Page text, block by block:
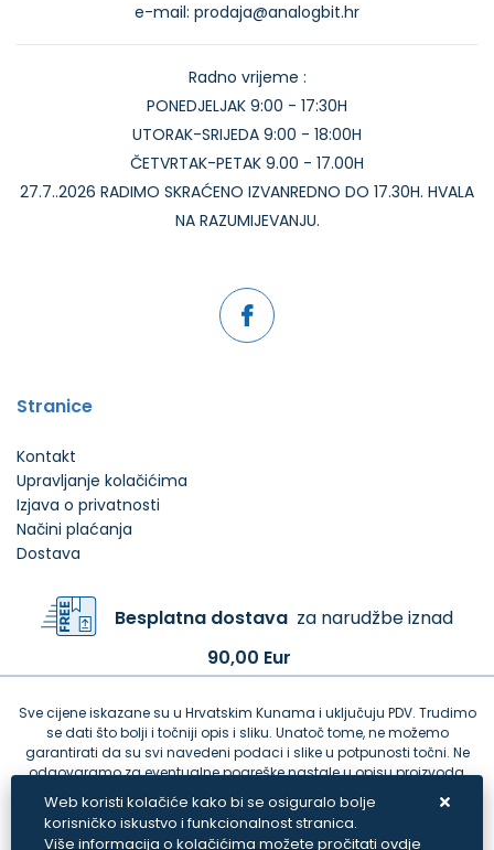
e-mail: prodaja@analogbit.hr
Radno vrijeme :
PONEDJELJAK 9:00 - 17:30H
UTORAK-SRIJEDA 9:00 - 18:00H
ČETVRTAK-PETAK 9.00 - 17.00H
27.7..2026 RADIMO SKRAĆENO IZVANREDNO DO 17.30H. HVALA
NA RAZUMIJEVANJU.
Stranice
Kontakt
Upravljanje kolačićima
Izjava o privatnosti
Načini plaćanja
Dostava
Besplatna dostavaza narudžbe iznad
90,00 Eur
Sve cijene iskazane su u Hrvatskim Kunama i uključuju PDV. Trudimo
se dati što bolji i točniji opis i sliku. Unatoč tome, ne možemo
garantirati da su svi navedeni podaci i slike u potpunosti točni. Ne
odgovaramo za eventualne pogreške nastale u opisu proizvoda,
greške prilikom štampanja te promjene cijena.
Web koristi kolačiće kako bi se osiguralo bolje
korisničko iskustvo i funkcionalnost stranica.
Više informacija o kolačićima možete pročitati ovdje